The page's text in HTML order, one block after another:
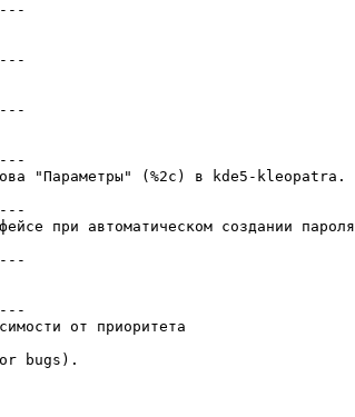
"Параметры" (%2с) в kde5-kleopatra.
при автоматическом создании пароля
от приоритета